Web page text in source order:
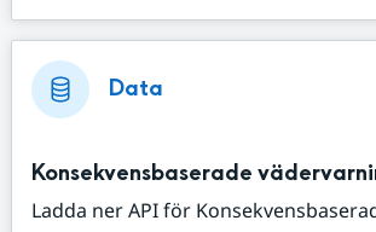
Data
Konsekvensbaserade
Ladda ner API för